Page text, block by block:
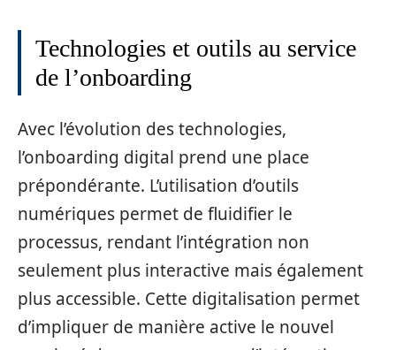
Technologies et outils au service
de l’onboarding
Avec l’évolution des technologies,
l’onboarding digital prend une place
prépondérante. L’utilisation d’outils
numériques permet de fluidifier le
processus, rendant l’intégration non
seulement plus interactive mais également
plus accessible. Cette digitalisation permet
d’impliquer de manière active le nouvel